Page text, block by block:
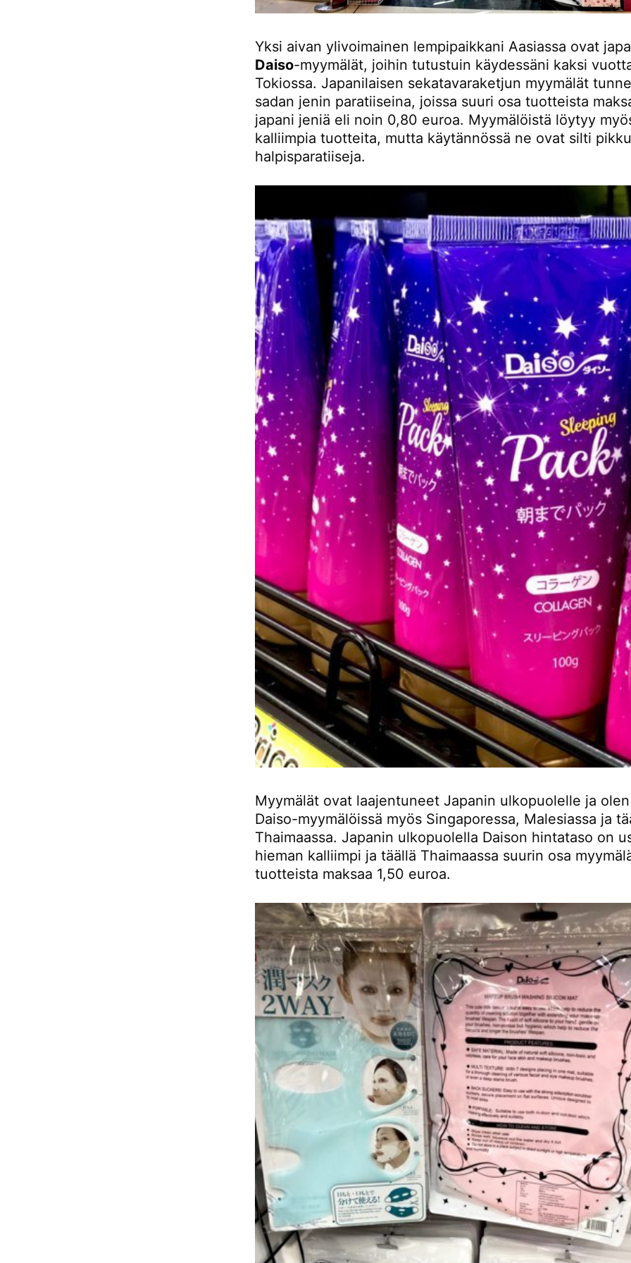
Yksi aivan ylivoimainen lempipaikkani Aasiassa ovat
Daiso-myymälät, joihin tutustuin käydessäni kaksi
Tokiossa. Japanilaisen sekatavaraketjun myymälät
sadan jenin paratiiseina, joissa suuri osa tuotteista
japani jeniä eli noin 0,80 euroa. Myymälöistä löytyy
kalliimpia tuotteita, mutta käytännössä ne ovat silti
halpisparatiiseja.
Myymälät ovat laajentuneet Japanin ulkopuolelle ja
Daiso-myymälöissä myös Singaporessa, Malesiassa ja
Thaimaassa. Japanin ulkopuolella Daison hintataso on
hieman kalliimpi ja täällä Thaimaassa suurin osa
tuotteista maksaa 1,50 euroa.